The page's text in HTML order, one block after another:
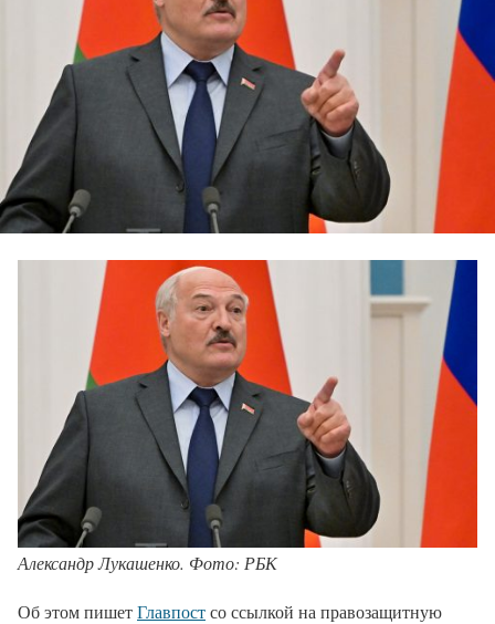
Александр Лукашенко. Фото: РБК
Об этом пишетГлавпостсо ссылкой на правозащитную